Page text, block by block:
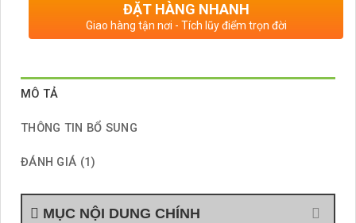
ĐẶT HÀNG NHANH
Giao hàng tận nơi - Tích lũy điểm trọn đời
MÔ TẢ
THÔNG TIN BỔ SUNG
ĐÁNH GIÁ (1)
MỤC NỘI DUNG CHÍNH